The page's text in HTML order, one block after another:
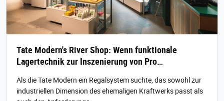
Tate Modern's River Shop: Wenn funktionale
Lagertechnik zur Inszenierung von Pro…
Als die Tate Modern ein Regalsystem suchte, das sowohl zur
industriellen Dimension des ehemaligen Kraftwerks passt als